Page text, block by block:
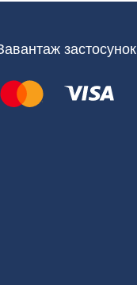
застосунок